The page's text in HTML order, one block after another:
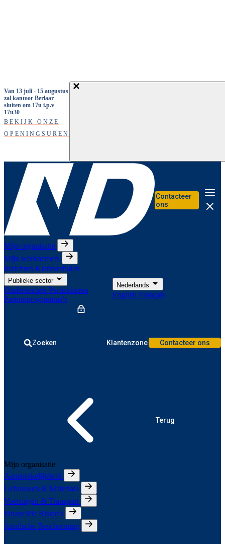
Van 13 juli - 15 augustus
zal kantoor Berlaar
sluiten om 17u i.p.v
17u30
BEKIJK ONZE
OPENINGSUREN
Contacteer
ons
Mijn organisatie
Mijn werknemers
Inzichten Klantverhalen
Publieke sector
Ondernemers Particulieren
Partnerprogramma's
Nederlands
English Français
Zoeken Klantenzone Contacteer ons
Terug
Mijn organisatie
Aansprakelijkheid
Gebouwen & Materiaal
Voertuigen & Transport
Financiële Risico's
Juridische Bescherming